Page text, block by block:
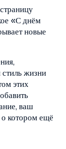
«С днём
новые
стиль жизни
этих
ваш
котором ещё